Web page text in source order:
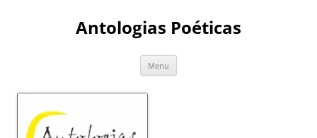
Antologias Poéticas
Menu